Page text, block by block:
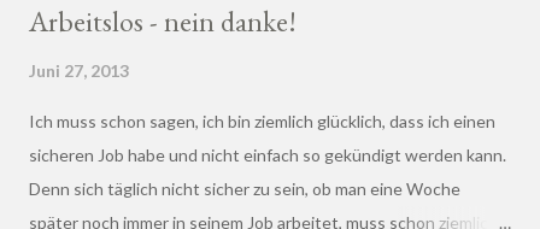
Arbeitslos - nein danke!
Juni 27, 2013
Ich muss schon sagen, ich bin ziemlich glücklich, dass ich einen
sicheren Job habe und nicht einfach so gekündigt werden kann.
Denn sich täglich nicht sicher zu sein, ob man eine Woche
später noch immer in seinem Job arbeitet, muss schon ziemlich